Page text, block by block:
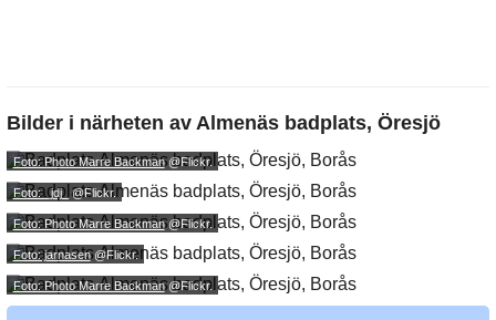
Bilder i närheten av Almenäs badplats, Öresjö
Foto: Photo Marre Backman@Flickr.
Foto: _jdj_ @Flickr.
Foto: Photo Marre Backman@Flickr.
Foto: jarnasen@Flickr.
Foto: Photo Marre Backman@Flickr.